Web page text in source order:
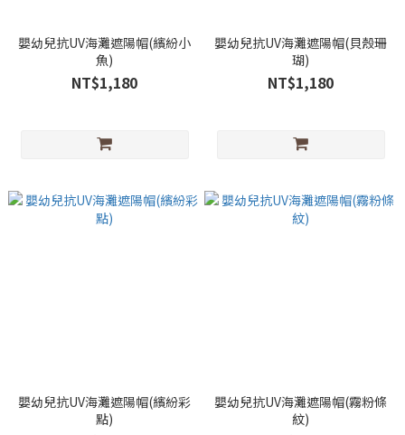
嬰幼兒抗UV海灘遮陽帽(繽紛小
魚)
NT$1,180
嬰幼兒抗UV海灘遮陽帽(貝殼珊
瑚)
NT$1,180
嬰幼兒抗UV海灘遮陽帽(繽紛彩
點)
嬰幼兒抗UV海灘遮陽帽(霧粉條
紋)